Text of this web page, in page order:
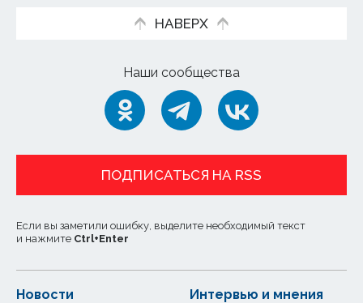
НАВЕРХ
Наши сообщества
ПОДПИСАТЬСЯ НА RSS
Если вы заметили ошибку, выделите необходимый текст
и нажмите Ctrl+Enter
Новости Интервью и мнения